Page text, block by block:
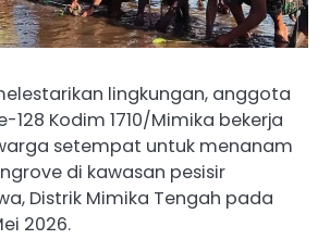
lingkungan, anggota
128 Kodim 1710/Mimika bekerja
setempat untuk menanam
di kawasan pesisir
Distrik Mimika Tengah pada
2026.